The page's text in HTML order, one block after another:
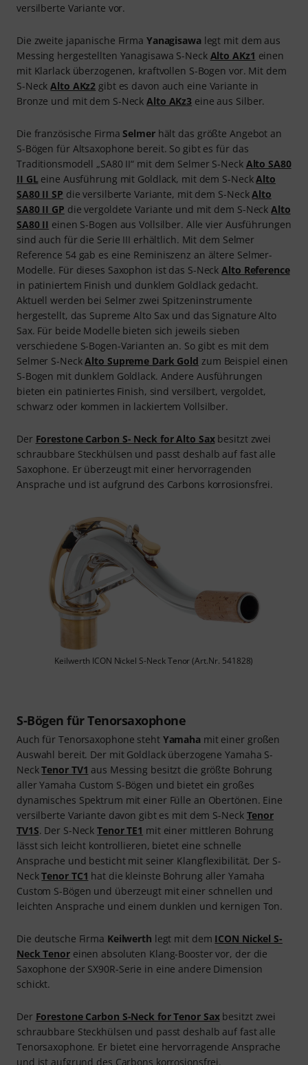
versilberte Variante vor.
Die zweite japanische Firma Yanagisawalegt mit dem aus
Messing hergestellten Yanagisawa S-Neck Alto AKz1 einen
mit Klarlack überzogenen, kraftvollen S-Bogen vor. Mit dem
S-NeckAlto AKz2 gibt es davon auch eine Variante in
Bronze und mit dem S-NeckAlto AKz3 eine aus Silber.
Die französische FirmaSelmerhält das größte Angebot an
S-Bögen für Altsaxophone bereit. So gibt es für das
Traditionsmodell „SA80 II“ mit dem Selmer S-Neck Alto SA80
II GLeine Ausführung mit Goldlack, mit dem S-NeckAlto
SA80 II SP die versilberte Variante, mit dem S-NeckAlto
SA80 II GP die vergoldete Variante und mit dem S-NeckAlto
SA80 II einen S-Bogen aus Vollsilber. Alle vier Ausführungen
sind auch für die Serie III erhältlich. Mit dem Selmer
Reference 54 gab es eine Reminiszenz an ältere Selmer-
Modelle. Für dieses Saxophon ist das S-NeckAlto Reference
in patiniertem Finish und dunklem Goldlack gedacht.
Aktuell werden bei Selmer zwei Spitzeninstrumente
hergestellt, das Supreme Alto Sax und das Signature Alto
Sax. Für beide Modelle bieten sich jeweils sieben
verschiedene S-Bogen-Varianten an. So gibt es mit dem
Selmer S-NeckAlto Supreme Dark Gold zum Beispiel einen
S-Bogen mit dunklem Goldlack. Andere Ausführungen
bieten ein patiniertes Finish, sind versilbert, vergoldet,
schwarz oder kommen in lackiertem Vollsilber.
Der Forestone Carbon S- Neck for Alto Saxbesitzt zwei
schraubbare Steckhülsen und passt deshalb auf fast alle
Saxophone. Er überzeugt mit einer hervorragenden
Ansprache und ist aufgrund des Carbons korrosionsfrei.
Keilwerth ICON Nickel S-Neck Tenor (Art.Nr. 541828)
S-Bögen für Tenorsaxophone
Auch für Tenorsaxophone steht Yamaha mit einer großen
Auswahl bereit. Der mit Goldlack überzogene Yamaha S-
NeckTenor TV1 aus Messing besitzt die größte Bohrung
aller Yamaha Custom S-Bögen und bietet ein großes
dynamisches Spektrum mit einer Fülle an Obertönen. Eine
versilberte Variante davon gibt es mit dem S-Neck Tenor
TV1S. Der S-NeckTenor TE1 mit einer mittleren Bohrung
lässt sich leicht kontrollieren, bietet eine schnelle
Ansprache und besticht mit seiner Klangflexibilität. Der S-
NeckTenor TC1 hat die kleinste Bohrung aller Yamaha
Custom S-Bögen und überzeugt mit einer schnellen und
leichten Ansprache und einem dunklen und kernigen Ton.
Die deutsche Firma Keilwerth legt mit dem ICON Nickel S-
Neck Tenoreinen absoluten Klang-Booster vor, der die
Saxophone der SX90R-Serie in eine andere Dimension
schickt.
Der Forestone Carbon S-Neck for Tenor Saxbesitzt zwei
schraubbare Steckhülsen und passt deshalb auf fast alle
Tenorsaxophone. Er bietet eine hervorragende Ansprache
und ist aufgrund des Carbons korrosionsfrei.